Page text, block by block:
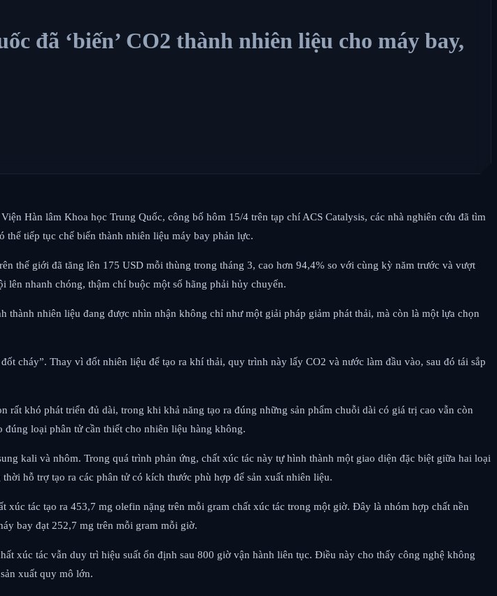
đã ‘biến’ CO2 thành nhiên liệu cho máy bay,
Hàn lâm Khoa học Trung Quốc, công bố hôm 15/4 trên tạp chí ACS Catalysis, các nhà nghiên cứu đã tìm
tiếp tục chế biến thành nhiên liệu máy bay phản lực.
thế giới đã tăng lên 175 USD mỗi thùng trong tháng 3, cao hơn 94,4% so với cùng kỳ năm trước và vượt
nhanh chóng, thậm chí buộc một số hãng phải hủy chuyến.
nhiên liệu đang được nhìn nhận không chỉ như một giải pháp giảm phát thải, mà còn là một lựa chọn
cháy”. Thay vì đốt nhiên liệu để tạo ra khí thải, quy trình này lấy CO2 và nước làm đầu vào, sau đó tái sắp
khó phát triển đủ dài, trong khi khả năng tạo ra đúng những sản phẩm chuỗi dài có giá trị cao vẫn còn
loại phân tử cần thiết cho nhiên liệu hàng không.
kali và nhôm. Trong quá trình phản ứng, chất xúc tác này tự hình thành một giao diện đặc biệt giữa hai loại
hỗ trợ tạo ra các phân tử có kích thước phù hợp để sản xuất nhiên liệu.
tác tạo ra 453,7 mg olefin nặng trên mỗi gram chất xúc tác trong một giờ. Đây là nhóm hợp chất nền
bay đạt 252,7 mg trên mỗi gram mỗi giờ.
xúc tác vẫn duy trì hiệu suất ổn định sau 800 giờ vận hành liên tục. Điều này cho thấy công nghệ không
xuất quy mô lớn.